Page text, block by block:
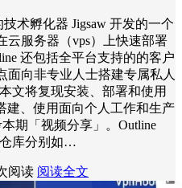
术孵化器 Jigsaw 开发的一个
云服务器（vps）上快速部署
还包括全平台支持的的客户
面向非专业人士搭建专属私人
文将复现安装、部署和使用
建、使用面向个人工作和生产
期「视频分享」。Outline
仓库分别如…
阅读 阅读全文